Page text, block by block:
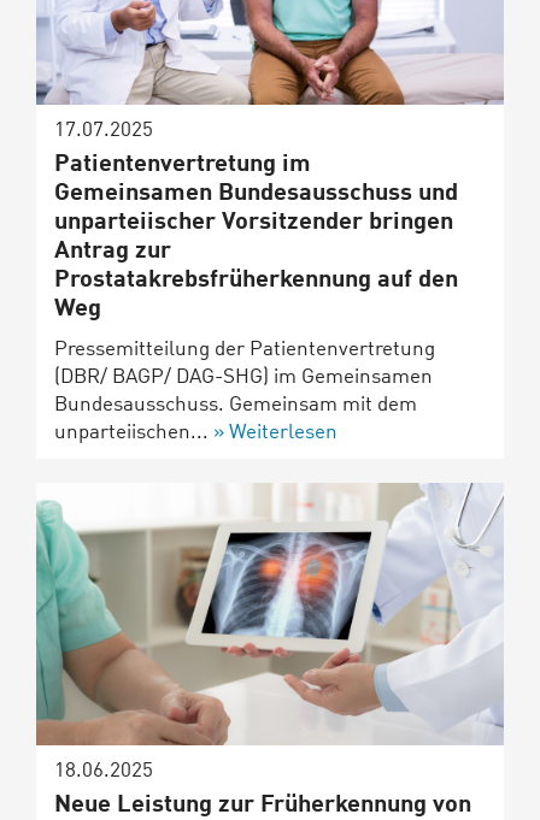
17.07.2025
Patientenvertretung im
Gemeinsamen Bundesausschuss und
unparteiischer Vorsitzender bringen
Antrag zur
Prostatakrebsfrüherkennung auf den
Weg
Pressemitteilung der Patientenvertretung
(DBR/ BAGP/ DAG-SHG) im Gemeinsamen
Bundesausschuss. Gemeinsam mit dem
unparteiischen...
Weiterlesen
18.06.2025
Neue Leistung zur Früherkennung von